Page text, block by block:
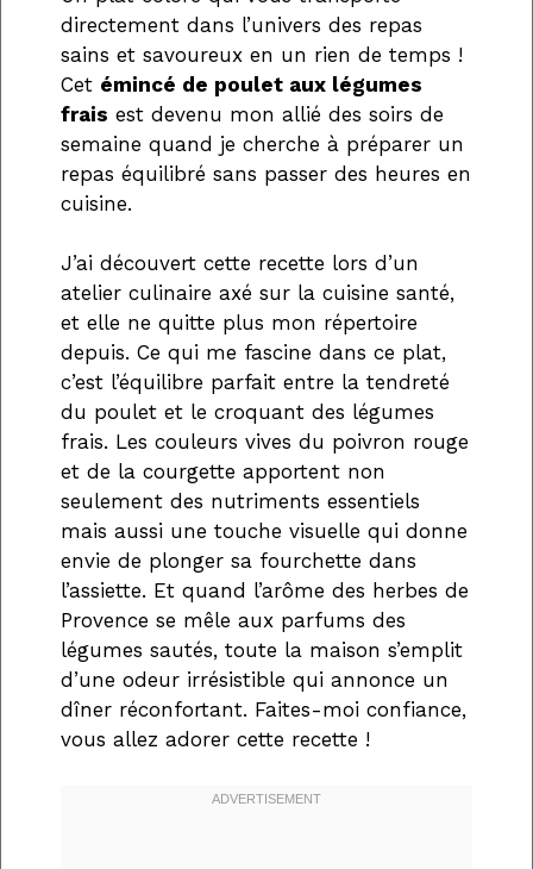
directement dans l’univers des repas
sains et savoureux en un rien de temps !
Cet émincé de poulet aux légumes
frais est devenu mon allié des soirs de
semaine quand je cherche à préparer un
repas équilibré sans passer des heures en
cuisine.
J’ai découvert cette recette lors d’un
atelier culinaire axé sur la cuisine santé,
et elle ne quitte plus mon répertoire
depuis. Ce qui me fascine dans ce plat,
c’est l’équilibre parfait entre la tendreté
du poulet et le croquant des légumes
frais. Les couleurs vives du poivron rouge
et de la courgette apportent non
seulement des nutriments essentiels
mais aussi une touche visuelle qui donne
envie de plonger sa fourchette dans
l’assiette. Et quand l’arôme des herbes de
Provence se mêle aux parfums des
légumes sautés, toute la maison s’emplit
d’une odeur irrésistible qui annonce un
dîner réconfortant. Faites-moi confiance,
vous allez adorer cette recette !